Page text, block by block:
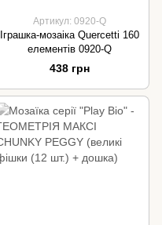
Артикул: 0920-Q
Іграшка-мозаіка Quercetti 160
елементів 0920-Q
438 грн